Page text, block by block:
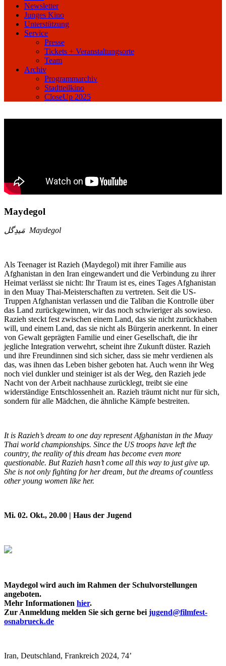
Newsletter
Junges Kino
Unterstützung
Service
Presse
Tickets + Veranstaltungsorte
Team
Archiv
Programmarchiv
Stadtteilkino
CloseUp 2025
Maydegol
مَیدِگل Maydegol
Als Teenager ist Razieh (Maydegol) mit ihrer Familie aus
Afghanistan in den Iran eingewandert und die Verbindung zu ihrer
Heimat verlässt sie nicht: Ihr Traum ist es, eines Tages Afghanistan
in den Muay Thai-Meisterschaften zu vertreten. Seit die US-
Truppen Afghanistan verlassen und die Taliban die Kontrolle über
das Land zurückgewinnen, wir das noch schwieriger als sowieso.
Razieh steckt fest zwischen einem Land, das sie nicht zurückhaben
will, und einem Land, das sie nicht als Bürgerin anerkennt. In einer
von Gewalt geprägten Familie und einer Gesellschaft, die ihr
jegliche Integration verwehrt, scheint ihre Zukunft düster. Razieh
und ihre Freundinnen sind sich sicher, dass sie mehr verdienen als
das, was ihnen das Leben bisher geboten hat. Auch wenn ihr Weg
noch viel dunkler und steiniger ist als der Weg, den Razieh jede
Nacht von der Arbeit nachhause zurücklegt, treibt sie eine
widerständige Entschlossenheit an. Razieh träumt nicht nur für sich,
sondern für alle Mädchen, die ähnliche Kämpfe bestreiten.
It is Razieh’s dream to one day represent Afghanistan in the Muay
Thai world championships. Since the US troops have left the
country, the reality of this dream has become even more
questionable. But Razieh hasn’t come all this way to just give up.
She is not only fighting for her dream, but the dreams of countless
other young women like her.
Mi. 02. Okt., 20.00 | Haus der Jugend
Maydegol wird auch im Rahmen der Schulvorstellungen
angeboten.
Mehr Informationen hier.
Zur Anmeldung melden Sie sich gerne bei jugend@filmfest-
osnabrueck.de
Iran, Deutschland, Frankreich 2024, 74’